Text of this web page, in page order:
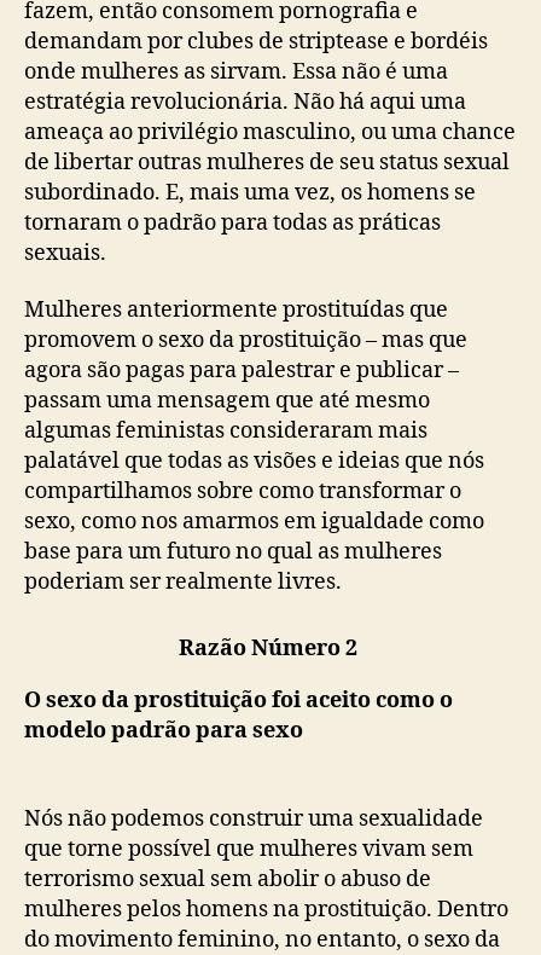
fazem, então consomem pornografia e
demandam por clubes de striptease e bordéis
onde mulheres as sirvam. Essa não é uma
estratégia revolucionária. Não há aqui uma
ameaça ao privilégio masculino, ou uma chance
de libertar outras mulheres de seu status sexual
subordinado. E, mais uma vez, os homens se
tornaram o padrão para todas as práticas
sexuais.
Mulheres anteriormente prostituídas que
promovem o sexo da prostituição – mas que
agora são pagas para palestrar e publicar –
passam uma mensagem que até mesmo
algumas feministas consideraram mais
palatável que todas as visões e ideias que nós
compartilhamos sobre como transformar o
sexo, como nos amarmos em igualdade como
base para um futuro no qual as mulheres
poderiam ser realmente livres.
Razão Número 2
O sexo da prostituição foi aceito como o
modelo padrão para sexo
Nós não podemos construir uma sexualidade
que torne possível que mulheres vivam sem
terrorismo sexual sem abolir o abuso de
mulheres pelos homens na prostituição. Dentro
do movimento feminino, no entanto, o sexo da